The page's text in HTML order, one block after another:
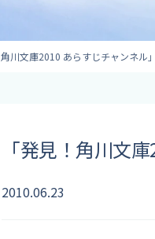
角川文庫2010 あらすじチャンネル
「発見！角川文
2010.06.23